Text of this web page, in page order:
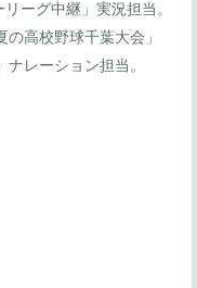
ーグ中継」実況担当。
高校野球千葉大会」
レーション担当。